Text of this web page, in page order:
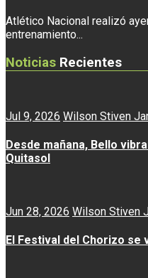
Atlético Nacional realizó
entrenamiento...
Noticias Recientes
Jul 9, 2026 Wilson Stiven
Desde mañana, Bello
Quitasol
Jun 28, 2026 Wilson Stiven
El Festival del Chorizo se